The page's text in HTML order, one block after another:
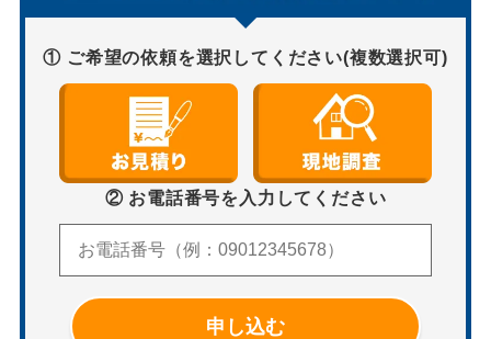
① ご希望の依頼を選択してください(複数選択可)
② お電話番号を入力してください
申し込む